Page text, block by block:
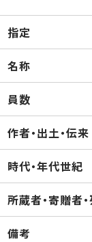
指定
名称
員数
作者・出土・伝来
時代・年代世紀
所蔵者・寄贈者
備考